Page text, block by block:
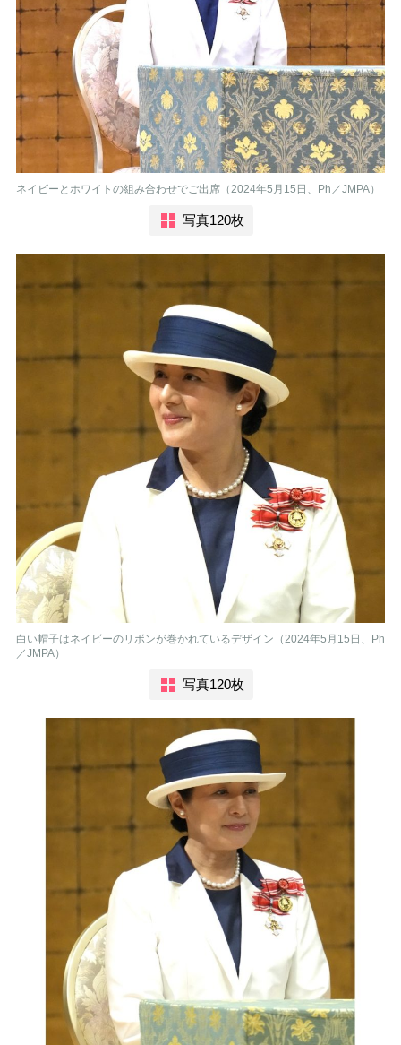
ネイビーとホワイトの組み合わせでご出席（2024年5月15日、Ph／JMPA）
写真120枚
白い帽子はネイビーのリボンが巻かれているデザイン（2024年5月15日、Ph
／JMPA）
写真120枚